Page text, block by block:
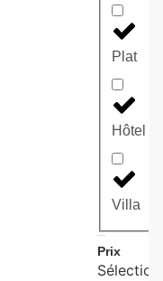
Plat
Hôtel
Villa
Prix